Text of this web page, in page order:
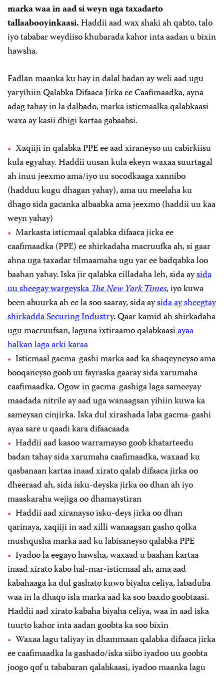
marka waa in aad si weyn uga taxadarto
tallaabooyinkaasi.Haddii aad wax shaki ah qabto, talo
iyo tababar weydiiso khubarada kahor inta aadan u bixin
hawsha.
Fadlan maanka ku hay in dalal badan ay weli aad ugu
yaryihiin Qalabka Difaaca Jirka ee Caafimaadka, ayna
adag tahay in la dalbado, marka isticmaalka qalabkaasi
waxa ay kasii dhigi kartaa gabaabsi.
Xaqiiji in qalabka PPE ee aad xiraneyso uu cabirkiisu
kula egyahay. Haddii uusan kula ekeyn waxaa suurtagal
ah inuu jeexmo ama/iyo uu socodkaaga xannibo
(hadduu kugu dhagan yahay), ama uu meelaha ku
dhago sida gacanka albaabka ama jeexmo (haddii uu kaa
weyn yahay)
Markasta isticmaal qalabka difaaca jirka ee
caafimaadka (PPE) ee shirkadaha macruufka ah, si gaar
ahna uga taxadar tilmaamaha ugu yar ee badqabka loo
baahan yahay. Iska jir qalabka cilladaha leh, sida aysida
uu sheegay wargeyskaThe New York Times, iyo kuwa
been abuurka ah ee la soo saaray, sida aysida ay sheegtay
shirkadda Securing Industry. Qaar kamid ah shirkadaha
ugu macruufsan, laguna ixtiraamo qalabkaasiayaa
halkan laga arki karaa
Isticmaal gacma-gashi marka aad ka shaqeyneyso ama
booqaneyso goob uu fayraska gaaray sida xarumaha
caafimaadka. Ogow in gacma-gashiga laga sameeyay
maadada nitrile ay aad uga wanaagsan yihiin kuwa ka
sameysan cinjirka. Iska dul xirashada laba gacma-gashi
ayaa sare u qaadi kara difaacaada
Haddii aad kasoo warramayso goob khatarteedu
badan tahay sida xarumaha caafimaadka, waxaad ku
qasbanaan kartaa inaad xirato qalab difaaca jirka oo
dheeraad ah, sida isku-deyska jirka oo dhan ah iyo
maaskaraha wejiga oo dhamaystiran
Haddii aad xiranayso isku-deys jirka oo dhan
qarinaya, xaqiiji in aad xilli wanaagsan gasho qolka
mushqusha marka aad ku labisaneyso qalabka PPE
Iyadoo la eegayo hawsha, waxaad u baahan kartaa
inaad xirato kabo hal-mar-isticmaal ah, ama aad
kabahaaga ka dul gashato kuwo biyaha celiya, labaduba
waa in la dhaqo isla marka aad ka soo baxdo goobtaasi.
Haddii aad xirato kabaha biyaha celiya, waa in aad iska
tuurto kahor inta aadan goobta ka soo bixin
Waxaa lagu taliyay in dhammaan qalabka difaaca jirka
ee caafimaadka la gashado/iska siibo iyadoo uu goobta
joogo qof u tababaran qalabkaasi, iyadoo maanka lagu